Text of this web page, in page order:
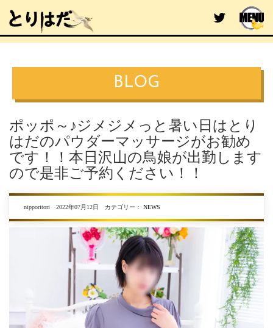
BLOG
ポッポ～♪ジメジメっと暑い日はとり
はだのパウダーマッサージがお勧め
です！！本日沢山の鳥娘が出勤します
ので是非ご予約ください！！
nipporitori 2022年07月12日 カテゴリー： NEWS